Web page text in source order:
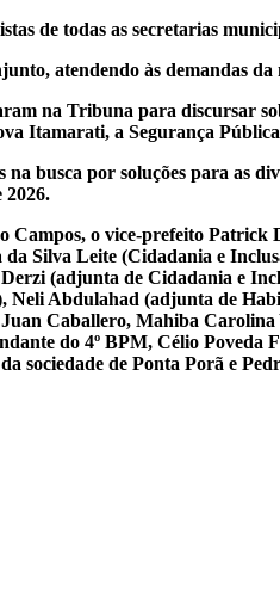
de todas as secretarias
atendendo às demandas
na Tribuna para discursar
Itamarati, a Segurança
busca por soluções para as
2026.
o vice-prefeito
Silva Leite (Cidadania e
(adjunta de Cidadania e
Abdulahad (adjunta de
Caballero, Mahiba
do 4º BPM, Célio
sociedade de Ponta Porã e